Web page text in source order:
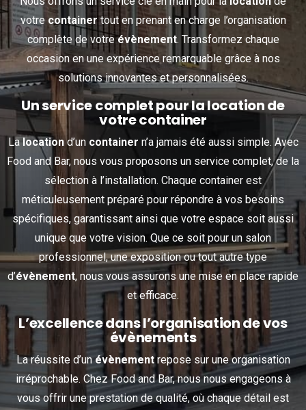
votre containertout en prenant en charge l’organisation
complète de votreévènement. Transformez chaque
occasion en une expérience remarquable grâce à nos
solutions innovantes et personnalisées.
Un service complet pour la location de
votre container
Lalocationd’un container n’a jamais été aussi simple. Avec
Food and Bar, nous vous proposons un service complet, de la
sélection à l’installation. Chaque container est
méticuleusement préparé pour répondre à vos besoins
spécifiques, garantissant ainsi que votre espace soit aussi
unique que votre vision. Que ce soit pour un salon
professionnel, une exposition ou tout autre type
d’évènement, nous vous assurons une mise en place rapide
et efficace.
L’excellence dans l’organisation de vos
évènements
La réussite d’unévènementrepose sur une organisation
irréprochable. Chez Food and Bar, nous nous engageons à
vous offrir une prestation de qualité, où chaque détail est